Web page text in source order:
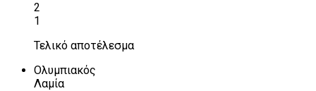
2
1
Τελικό αποτέλεσμα
Ολυμπιακός
Λαμία